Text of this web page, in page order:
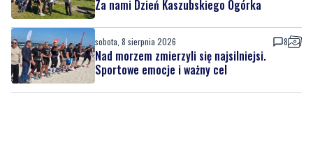
Za nami Dzień Kaszubskiego Ogórka
sobota, 8 sierpnia 2026 8
Nad morzem zmierzyli się najsilniejsi.
Sportowe emocje i ważny cel